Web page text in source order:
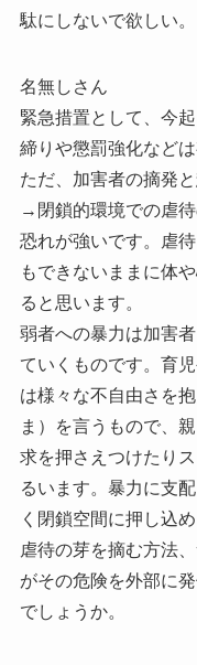
駄にしないで欲しい。
名無しさん
緊急措置として、今
締りや懲罰強化など
ただ、加害者の摘発
→閉鎖的環境での虐
恐れが強いです。虐
もできないままに体
ると思います。
弱者への暴力は加害
ていくものです。育
は様々な不自由さを
ま）を言うもので、
求を押さえつけたり
るいます。暴力に支
く閉鎖空間に押し込
虐待の芽を摘む方法
がその危険を外部に
でしょうか。